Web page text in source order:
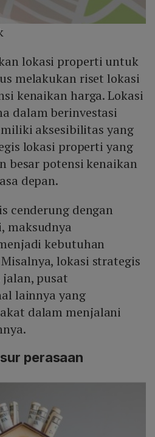
lokasi properti untuk
melakukan riset lokasi
kenaikan harga. Lokasi
dalam berinvestasi
aksesibilitas yang
lokasi properti yang
besar potensi kenaikan
depan.
cenderung dengan
maksudnya
kebutuhan
lokasi strategis
jalan, pusat
lainnya yang
dalam menjalani
perasaan